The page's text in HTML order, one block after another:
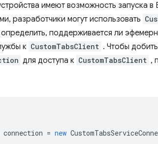
имеют возможность запуска
разработчики могут использовать
поддерживается ли
к CustomTabsClient . Чтобы
для доступа к CustomTabsClient ,
connection = new